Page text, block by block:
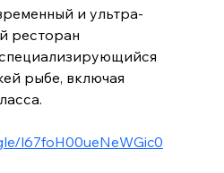
и ультра-
ресторан
рыбе, включая
l67foH00ueNeWGic0